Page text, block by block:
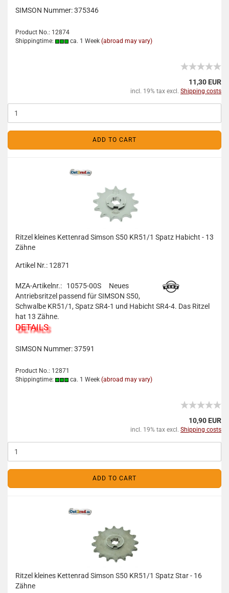
SIMSON Nummer:375346
Product No.: 12874
Shippingtime:
ca. 1 Week (abroad may vary)
11,30 EUR
incl. 19% tax excl. Shipping costs
ADD TO CART
Ritzel kleines Kettenrad Simson S50 KR51/1 Spatz Habicht - 13
Zähne
Artikel Nr.: 12871
MZA-Artikelnr.: 10575-00S
Neues
Antriebsritzel passend für SIMSON S50,
Schwalbe KR51/1, Spatz SR4-1 und Habicht SR4-4. Das Ritzel
hat 13 Zähne.
DETAILS
SIMSON Nummer:37591
Product No.: 12871
Shippingtime:
ca. 1 Week (abroad may vary)
10,90 EUR
incl. 19% tax excl. Shipping costs
ADD TO CART
Ritzel kleines Kettenrad Simson S50 KR51/1 Spatz Star - 16
Zähne